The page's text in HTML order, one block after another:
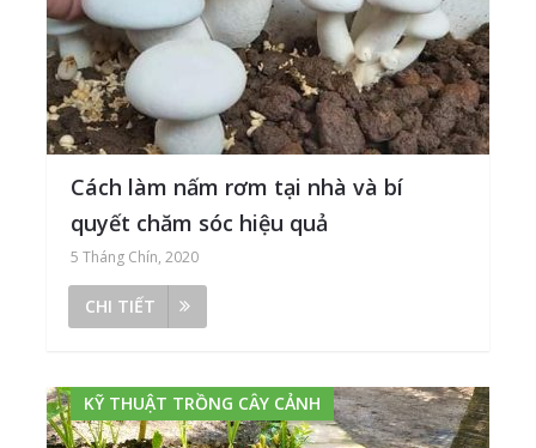
Cách làm nấm rơm tại nhà và bí
quyết chăm sóc hiệu quả
5 Tháng Chín, 2020
CHI TIẾT
KỸ THUẬT TRỒNG CÂY CẢNH